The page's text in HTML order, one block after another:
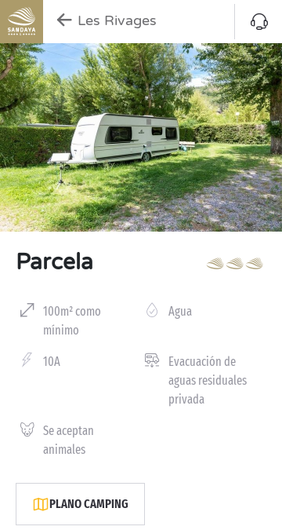
Les Rivages
Parcela
100m² como
mínimo
Agua
10A
Evacuación de
aguas residuales
privada
Se aceptan
animales
PLANO CAMPING